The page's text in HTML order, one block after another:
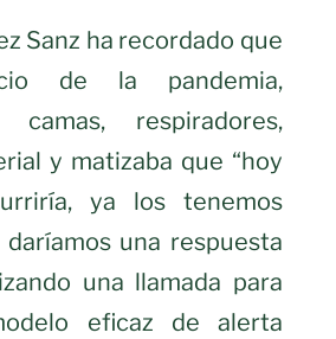
Sanz ha recordado que
de la pandemia,
camas, respiradores,
y matizaba que “hoy
ya los tenemos
una respuesta
una llamada para
eficaz de alerta